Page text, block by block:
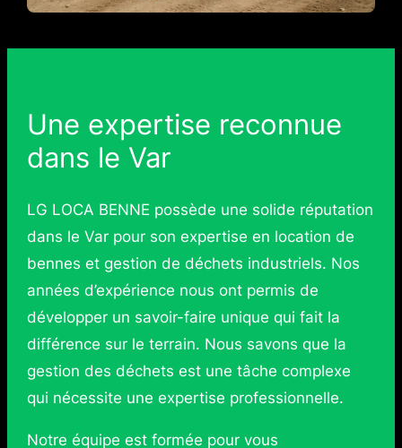
Une expertise reconnue
dans le Var
LG LOCA BENNE possède une solide réputation
dans le Var pour son expertise en location de
bennes et gestion de déchets industriels. Nos
années d’expérience nous ont permis de
développer un savoir-faire unique qui fait la
différence sur le terrain. Nous savons que la
gestion des déchets est une tâche complexe
qui nécessite une expertise professionnelle.
Notre équipe est formée pour vous